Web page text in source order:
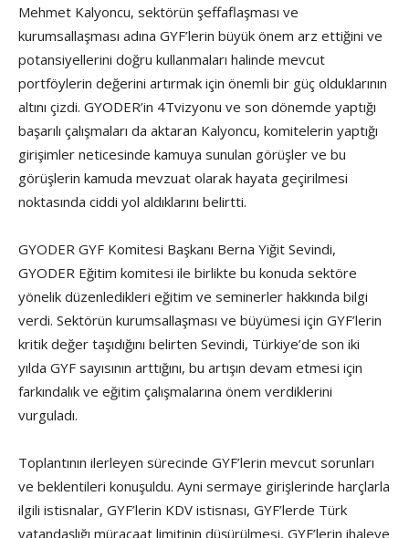
Mehmet Kalyoncu, sektörün şeffaflaşması ve
kurumsallaşması adına GYF’lerin büyük önem arz ettiğini ve
potansiyellerini doğru kullanmaları halinde mevcut
portföylerin değerini artırmak için önemli bir güç olduklarının
altını çizdi. GYODER’in 4Tvizyonu ve son dönemde yaptığı
başarılı çalışmaları da aktaran Kalyoncu, komitelerin yaptığı
girişimler neticesinde kamuya sunulan görüşler ve bu
görüşlerin kamuda mevzuat olarak hayata geçirilmesi
noktasında ciddi yol aldıklarını belirtti.
GYODER GYF Komitesi Başkanı Berna Yiğit Sevindi,
GYODER Eğitim komitesi ile birlikte bu konuda sektöre
yönelik düzenledikleri eğitim ve seminerler hakkında bilgi
verdi. Sektörün kurumsallaşması ve büyümesi için GYF’lerin
kritik değer taşıdığını belirten Sevindi, Türkiye’de son iki
yılda GYF sayısının arttığını, bu artışın devam etmesi için
farkındalık ve eğitim çalışmalarına önem verdiklerini
vurguladı.
Toplantının ilerleyen sürecinde GYF’lerin mevcut sorunları
ve beklentileri konuşuldu. Ayni sermaye girişlerinde harçlarla
ilgili istisnalar, GYF’lerin KDV istisnası, GYF’lerde Türk
vatandaşlığı müracaat limitinin düşürülmesi, GYF’lerin ihaleye